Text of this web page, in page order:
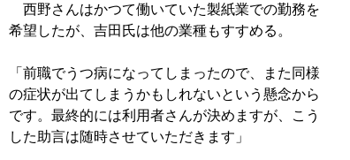
西野さんはかつて働いていた製紙業での勤務を
希望したが、吉田氏は他の業種もすすめる。
「前職でうつ病になってしまったので、また同様
の症状が出てしまうかもしれないという懸念から
です。最終的には利用者さんが決めますが、こう
した助言は随時させていただきます」